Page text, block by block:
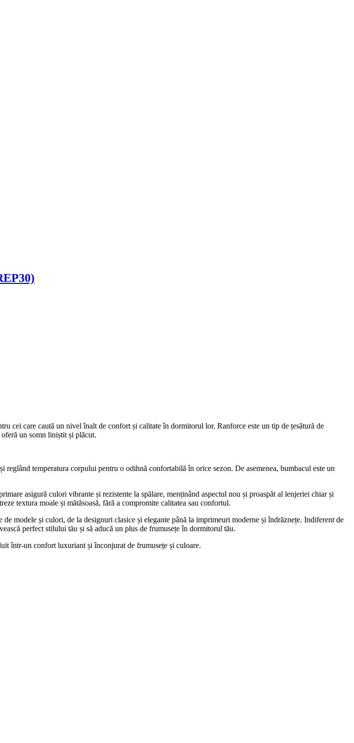
cei care caută un nivel înalt de confort și calitate în dormitorul lor. Ranforce este un tip de țesătură de
un somn liniștit și plăcut.
temperatura corpului pentru o odihnă confortabilă în orice sezon. De asemenea, bumbacul este un
asigură culori vibrante și rezistente la spălare, menținând aspectul nou și proaspăt al lenjeriei chiar și
textura moale și mătăsoasă, fără a compromite calitatea sau confortul.
modele și culori, de la designuri clasice și elegante până la imprimeuri moderne și îndrăznețe. Indiferent de
perfect stilului tău și să aducă un plus de frumusețe în dormitorul tău.
într-un confort luxuriant și înconjurat de frumusețe și culoare.